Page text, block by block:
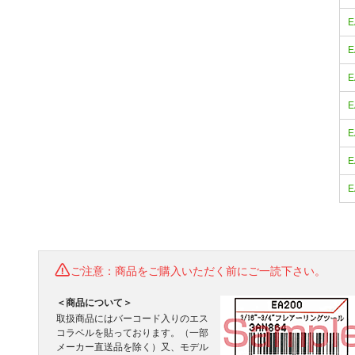
ご注意：商品をご購入いただく前にご一読下さい。
＜商品について＞
取扱商品にはバーコード入りのエス
コラベルを貼っております。（一部
メーカー直送品を除く）又、モデル